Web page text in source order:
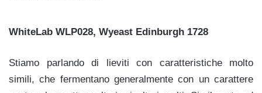
WhiteLab WLP028, Wyeast Edinburgh 1728
Stiamo parlando di lieviti con caratteristiche molto
simili, che fermentano generalmente con un carattere